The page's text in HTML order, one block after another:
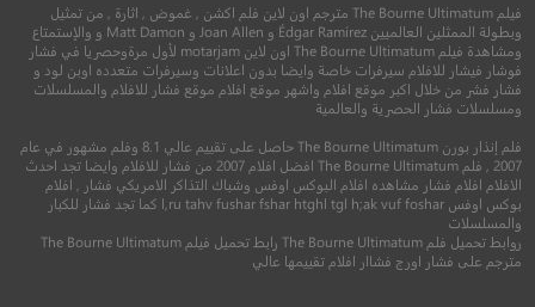
5.5
6.5
فيلم The Bourne Ultimatum مترجم اون لاين فلم اكشن , غموض , اثارة , من تمثيل
وبطولة الممثلين العالميين Édgar Ramírez و Joan Allen و Matt Damon و والإستمتاع
ومشاهدة فيلم The Bourne Ultimatum اون لاين motarjam لأول مرةوحصريا في فشار
فوشار فيشار للافلام سيرفرات خاصة وايضا بدون اعلانات وسيرفرات متعدده اوبن لود و
فشار فشر من خلال اكبر موقع افلام واشهر موقع افلام موقع فشار للافلام والمسلسلات
ومسلسلات فشار الحصرية والعالمية
فلم إنذار بورن The Bourne Ultimatum حاصل على تقييم عالي 8.1 وفلم مشهور في عام
2007 , فلم The Bourne Ultimatum افضل افلام 2007 من فشار للافلام وايضا تجد احدث
الافلام افلام فشار مشاهده افلام البوكس اوفس وشباك التذاكر الامريكي فشار , افلام
بوكس اوفس l,ru tahv fushar fshar htghl tgl h;ak vuf foshar كما تجد فشار للكبار
والمسلسلات
روابط تحميل فلم The Bourne Ultimatum رابط تحميل فيلم The Bourne Ultimatum
مترجم على فشار اورج فشاار افلام تقييمها عالي